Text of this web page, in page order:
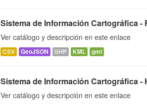
Sistema de Información Cartográfica -
Ver catálogo y descripción en este enlace
CSV GeoJSON SHP KML gml
Sistema de Información Cartográfica -
Ver catálogo y descripción en este enlace